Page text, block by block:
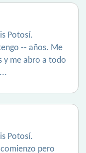
Potosí.
-- años. Me
y me abro a todo
Potosí.
pero